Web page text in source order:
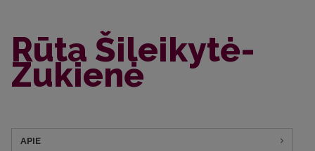
Rūta Šileikytė-
Zukienė
APIE